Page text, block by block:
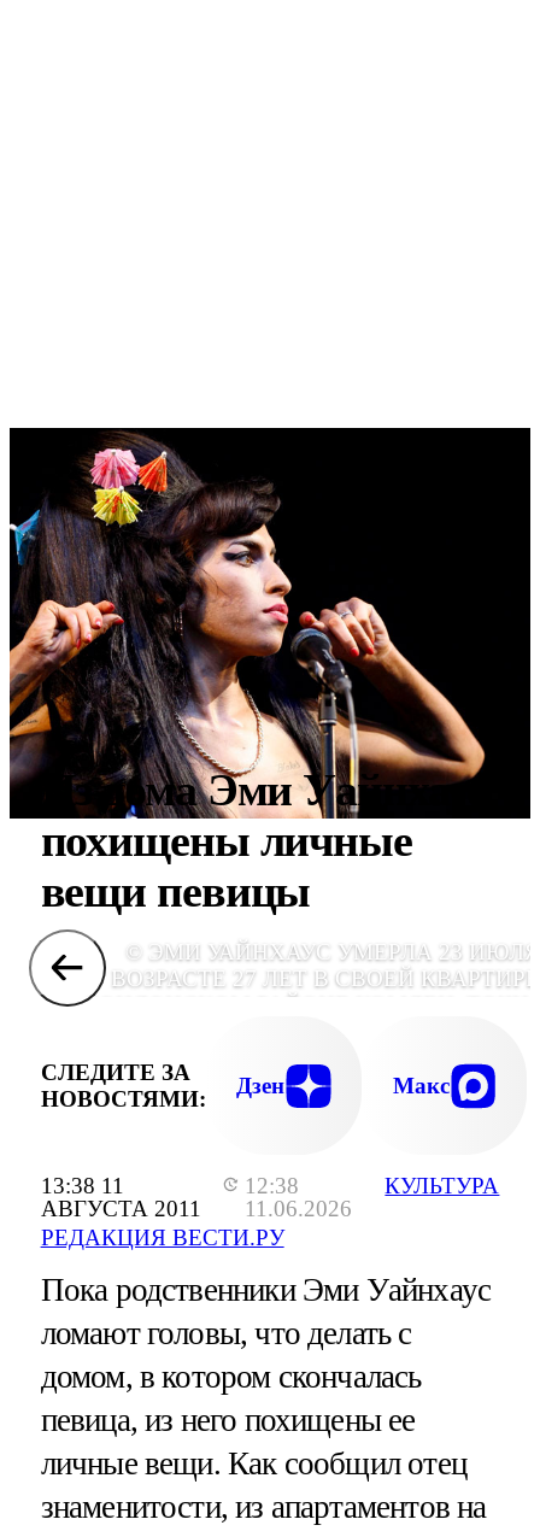
13:38 11
АВГУСТА 2011
12:38
11.06.2026
РЕДАКЦИЯ ВЕСТИ.РУ
КУЛЬТУРА
Из дома Эми Уайнхаус
похищены личные
вещи певицы
© ЭМИ УАЙНХАУС УМЕРЛА 23
ВОЗРАСТЕ 27 ЛЕТ В СВОЕЙ
ЛОНДОНСКОМ РАЙОНЕ КЭМДЕН.
(ФОТО - ЕРА),
СЛЕДИТЕ ЗА
НОВОСТЯМИ:
Дзен Макс
Пока родственники Эми Уайнхаус
ломают головы, что делать с
домом, в котором скончалась
певица, из него похищены ее
личные вещи. Как сообщил отец
знаменитости, из апартаментов на